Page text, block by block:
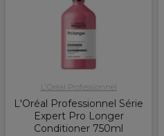
L'Oréal Professionnel
L'Oréal Professionnel Série
Expert Pro Longer
Conditioner 750ml